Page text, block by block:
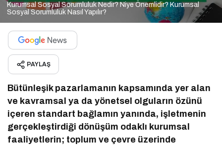
Kurumsal Sosyal Sorumluluk Nedir? Niye Önemlidir? Kurumsal
Sosyal Sorumluluk Nasıl Yapılır?
PAYLAŞ
Bütünleşik pazarlamanın kapsamında yer alan
ve kavramsal ya da yönetsel olguların özünü
içeren standart bağlamın yanında, işletmenin
gerçekleştirdiği dönüşüm odaklı kurumsal
faaliyetlerin; toplum ve çevre üzerinde